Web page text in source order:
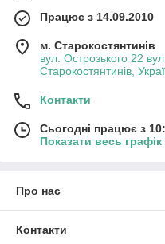
Працює з 14.09.2010
м. Старокостянтинів
вул. Острозького 22
Старокостянтинів,
Контакти
Сьогодні працює з
Показати весь
Про нас
Контакти